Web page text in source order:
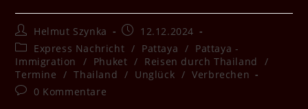
Beitrags-
Autor:
Helmut Szynka
Beitrag
veröffentlicht:
12.12.2024
Beitrags-
Kategorie:
Express Nachricht / Pattaya / Pattaya -
Immigration
/ Phuket / Reisen durch Thailand
/
Termine
/ Thailand / Unglück / Verbrechen
Beitrags-
0 Kommentare